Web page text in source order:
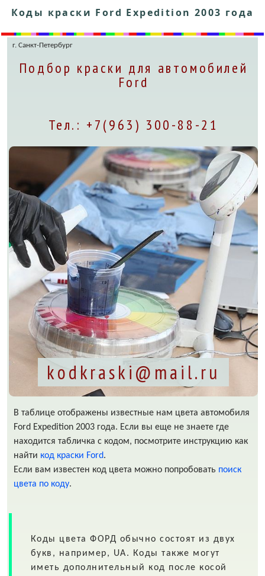
Коды краски Ford Expedition 2003 года
г. Санкт-Петербург
Подбор краски для автомобилей
Ford
Тел.: +7(963) 300-88-21
kodkraski@mail.ru
В таблице отображены известные нам цвета автомобиля
Ford Expedition 2003 года. Если вы еще не знаете где
находится табличка с кодом, посмотрите инструкцию как
найти код краски Ford.
Если вам известен код цвета можно попробовать поиск
цвета по коду.
Коды цветаФОРД обычно состоят из двух
букв, например, UA. Коды также могут
иметь дополнительный код после косой